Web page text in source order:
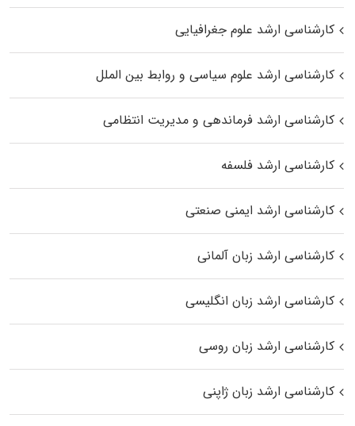
کارشناسی ارشد علوم جغرافیایی
کارشناسی ارشد علوم سیاسی و روابط بین الملل
کارشناسی ارشد فرماندهی و مدیریت انتظامی
کارشناسی ارشد فلسفه
کارشناسی ارشد ایمنی صنعتی
کارشناسی ارشد زبان آلمانی
کارشناسی ارشد زبان انگلیسی
کارشناسی ارشد زبان روسی
کارشناسی ارشد زبان ژاپنی